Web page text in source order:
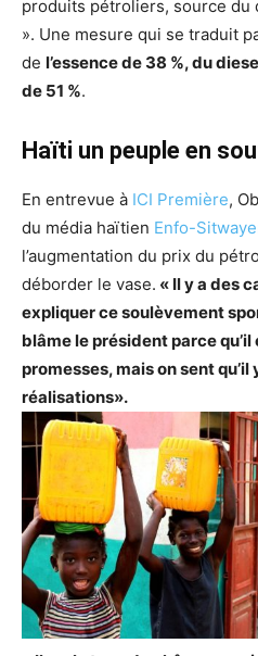
produits pétroliers, source du
». Une mesure qui se traduit
de l’essence de 38 %, du
de 51 %.
Haïti un peuple en
En entrevue à ICI Première,
du média haïtien Enfo-
l’augmentation du prix du
déborder le vase. « Il y a des
expliquer ce soulèvement
blâme le président parce
promesses, mais on sent qu’il
réalisations».